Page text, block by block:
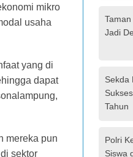
mikro
usaha
yang di
dapat
mereka pun
sektor
Jadi
Sekda
Tahun
Polri
Siswa